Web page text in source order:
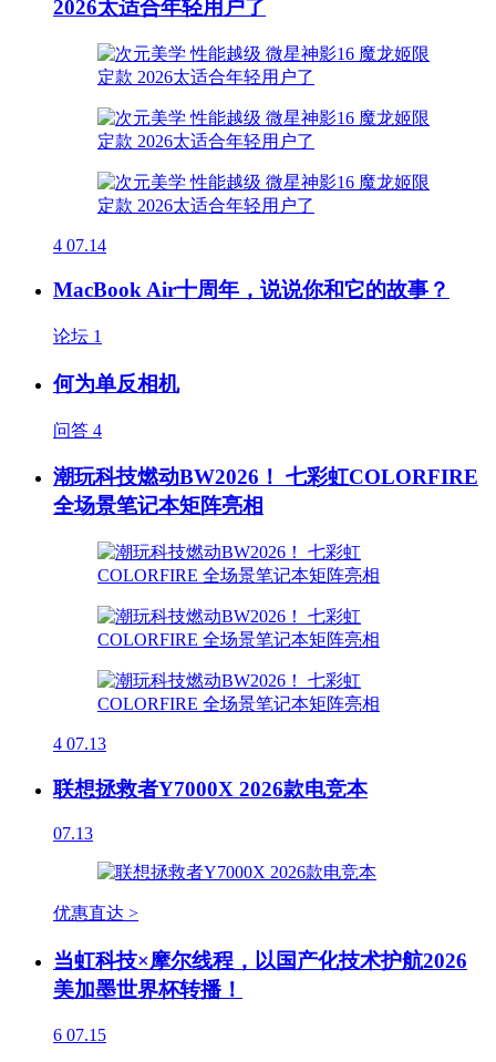
2026太适合年轻用户了
4 07.14
MacBook Air十周年，说说你和它的故事？
论坛 1
何为单反相机
问答 4
潮玩科技燃动BW2026！ 七彩虹COLORFIRE
全场景笔记本矩阵亮相
4 07.13
联想拯救者Y7000X 2026款电竞本
07.13
优惠直达 >
当虹科技×摩尔线程，以国产化技术护航2026
美加墨世界杯转播！
6 07.15